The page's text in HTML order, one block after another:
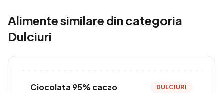
Alimente similare din categoria
Dulciuri
Ciocolata 95% cacao
DULCIURI